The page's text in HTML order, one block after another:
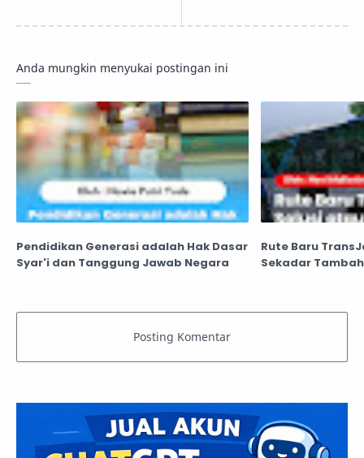
Anda mungkin menyukai postingan ini
Pendidikan Generasi adalah Hak Dasar
Syar'i dan Tanggung Jawab Negara
Rute Baru
Sekadar